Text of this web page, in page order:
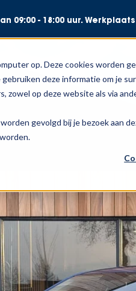
op. Deze cookies worden
deze informatie om je
zowel op deze website als via
gevolgd bij je bezoek aan
09:00 - 18:00 uur. Werkplaats